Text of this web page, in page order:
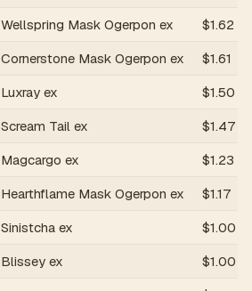
Wellspring Mask Ogerpon ex $1.62
Cornerstone Mask Ogerpon ex $1.61
Luxray ex $1.50
Scream Tail ex $1.47
Magcargo ex $1.23
Hearthflame Mask Ogerpon ex $1.17
Sinistcha ex $1.00
Blissey ex $1.00